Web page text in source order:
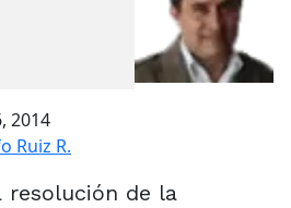
2014
Ruiz R.
resolución de la